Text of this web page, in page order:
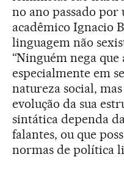
no ano passado
acadêmico Ignacio
linguagem não
“Ninguém nega
especialmente em
natureza social,
evolução da sua
sintática dependa
falantes, ou que
normas de política